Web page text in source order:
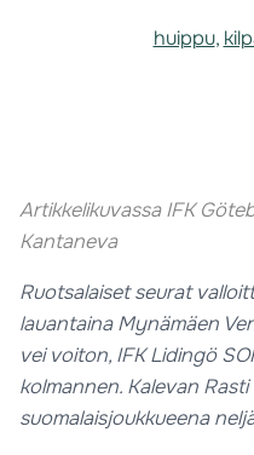
huippu,
Artikkelikuvassa IFK
Kantaneva
Ruotsalaiset seurat
lauantaina Mynämäen
vei voiton, IFK Lidingö
kolmannen. Kalevan
suomalaisjoukkueena